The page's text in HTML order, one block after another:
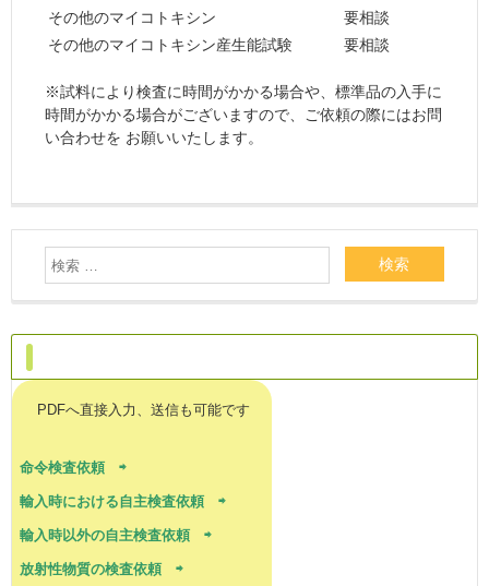
その他のマイコトキシン
要相談
その他のマイコトキシン産生能試験
要相談
※試料により検査に時間がかかる場合や、標準品の入手に
時間がかかる場合がございますので、ご依頼の際にはお問
い合わせを お願いいたします。
PDFへ直接入力、送信も可能です
命令検査依頼 ⇨
輸入時における自主検査依頼 ⇨
輸入時以外の自主検査依頼 ⇨
放射性物質の検査依頼 ⇨